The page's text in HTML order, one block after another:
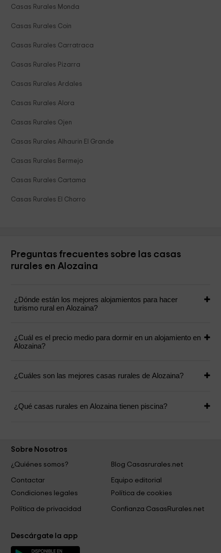
Casas Rurales Monda
Casas Rurales Coin
Casas Rurales Carratraca
Casas Rurales Pizarra
Casas Rurales Ardales
Casas Rurales Alora
Casas Rurales Ojen
Casas Rurales Alhaurin El Grande
Casas Rurales Bermejo
Casas Rurales Cartama
Casas Rurales El Chorro
Preguntas frecuentes sobre las casas
rurales en Alozaina
¿Dónde están los mejores alojamientos para hacer
turismo rural en Alozaina?
¿Cuál es el precio medio para dormir en un alojamiento en
Alozaina?
¿Cuáles son las mejores casas rurales de Alozaina?
¿Qué casas rurales en Alozaina tienen piscina?
Sobre Nosotros
¿Quiénes somos?
Blog Casasrurales.net
Contactar
Equipo editorial
Condiciones legales
Política de cookies
Política de privacidad Confianza CasasRurales.net
Descárgate la app